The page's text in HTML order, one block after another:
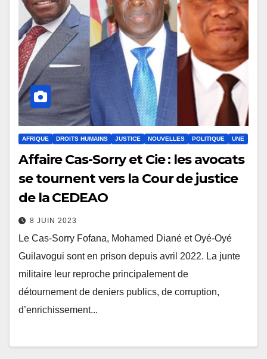
AFRIQUE DROITS HUMAINS JUSTICE NOUVELLES POLITIQUE UNE
Affaire Cas-Sorry et Cie : les avocats
se tournent vers la Cour de justice
de la CEDEAO
8 JUIN 2023
Le Cas-Sorry Fofana, Mohamed Diané et Oyé-Oyé
Guilavogui sont en prison depuis avril 2022. La junte
militaire leur reproche principalement de
détournement de deniers publics, de corruption,
d’enrichissement...